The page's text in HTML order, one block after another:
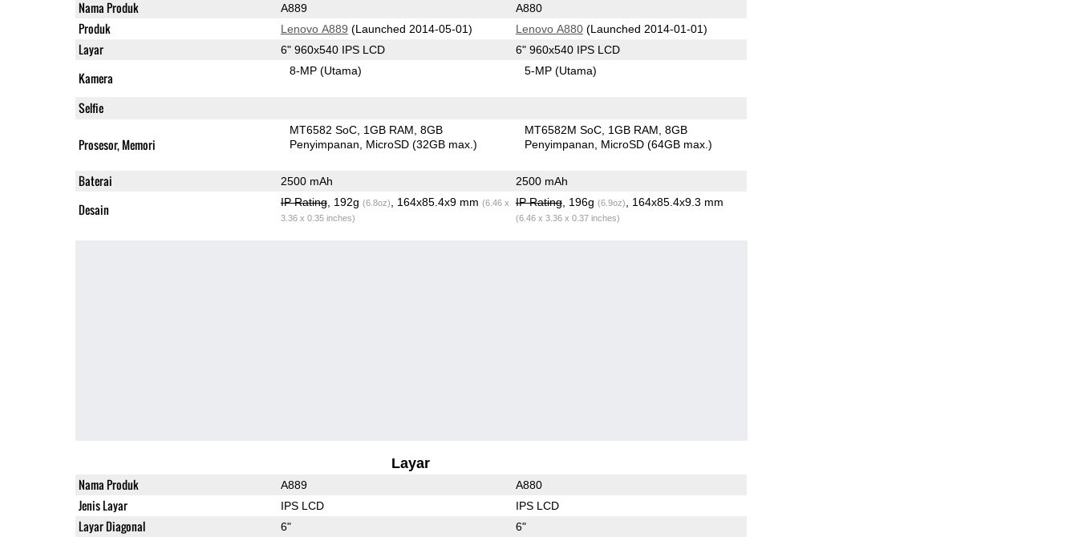
Nama Produk A889 A880
Produk Lenovo A889 (Launched 2014-05-01) Lenovo A880(Launched 2014-01-01)
Layar 6" 960x540 IPS LCD 6" 960x540 IPS LCD
Kamera 8-MP(Utama) 5-MP(Utama)
Selfie
Prosesor, Memori
MT6582 SoC 1GB RAM 8GB
Penyimpanan
MicroSD (32GB max.)
MT6582M SoC 1GB RAM 8GB
Penyimpanan
MicroSD (64GB max.)
Baterai 2500 mAh 2500 mAh
Desain IP Rating, 192g (6.8oz) , 164x85.4x9 mm (6.46 x
3.36 x 0.35 inches)
IP Rating, 196g (6.9oz) , 164x85.4x9.3 mm
(6.46 x 3.36 x 0.37 inches)
Layar
Nama Produk A889 A880
Jenis Layar IPS LCD IPS LCD
Layar Diagonal 6" 6"